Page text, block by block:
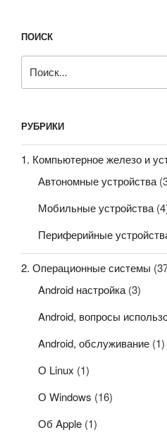
ПОИСК
РУБРИКИ
1. Компьютерное железо и
Автономные устройства
Мобильные устройства
Периферийные
2. Операционные системы
Android настройка(3)
Android, вопросы
Android, обслуживание (1)
О Linux (1)
О Windows (16)
Об Apple (1)